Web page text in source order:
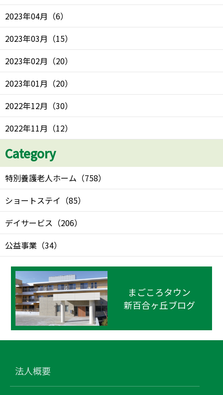
2023年04月 （6）
2023年03月 （15）
2023年02月 （20）
2023年01月 （20）
2022年12月 （30）
2022年11月 （12）
Category
特別養護老人ホーム （758）
ショートステイ （85）
デイサービス （206）
公益事業 （34）
まごころタウン
新百合ヶ丘ブログ
法人概要